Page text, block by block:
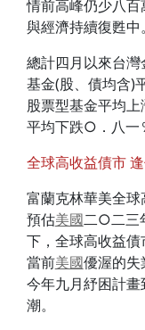
情前高峰仍少八
與經濟持續復甦中。
總計四月以來台
基金(股、債均含)
股票型基金平均
平均下跌○．八一
全球高收益債市
富蘭克林華美全球
預估美國二○二三
下，全球高收益債
當前美國優渥的失
今年九月紓困計
潮。